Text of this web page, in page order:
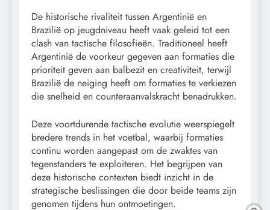
De historische rivaliteit tussen Argentinië en
Brazilië op jeugdniveau heeft vaak geleid tot een
clash van tactische filosofieën. Traditioneel heeft
Argentinië de voorkeur gegeven aan formaties die
prioriteit geven aan balbezit en creativiteit, terwijl
Brazilië de neiging heeft om formaties te verkiezen
die snelheid en counteraanvalskracht benadrukken.
Deze voortdurende tactische evolutie weerspiegelt
bredere trends in het voetbal, waarbij formaties
continu worden aangepast om de zwaktes van
tegenstanders te exploiteren. Het begrijpen van
deze historische contexten biedt inzicht in de
strategische beslissingen die door beide teams zijn
genomen tijdens hun ontmoetingen.